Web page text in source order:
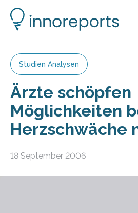
Studien Analysen
Ärzte schöpfen
Möglichkeiten
Herzschwäche
18 September 2006